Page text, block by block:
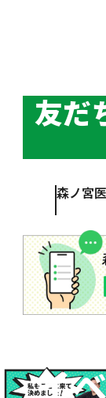
友だ
森ノ宮
イ